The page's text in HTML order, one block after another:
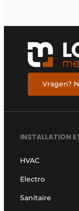
Vragen?
INSTALLATION
HVAC
Electro
Sanitaire